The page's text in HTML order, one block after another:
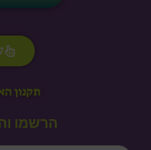
תקנון
הרשמו